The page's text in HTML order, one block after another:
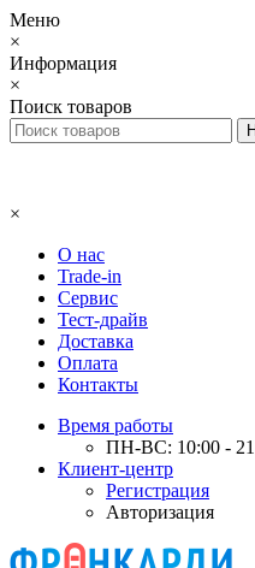
Меню
×
Информация
×
Поиск товаров
×
О нас
Trade-in
Сервис
Тест-драйв
Доставка
Оплата
Контакты
Время работы
ПН-ВС: 10:00 -
Клиент-центр
Регистрация
Авторизация